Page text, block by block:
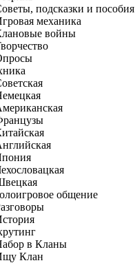
подсказки и пособия
механика
войны
общение
в Кланы
Клан